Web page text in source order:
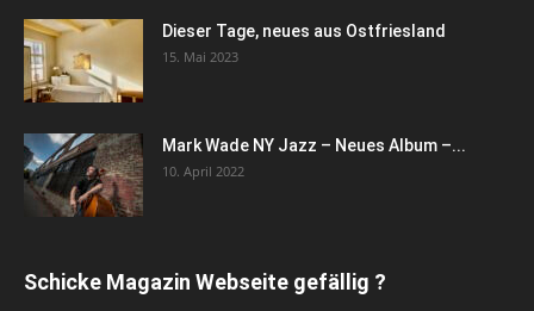
Dieser Tage, neues aus Ostfriesland
15. Mai 2023
Mark Wade NY Jazz – Neues Album –...
10. April 2022
Schicke Magazin Webseite gefällig ?